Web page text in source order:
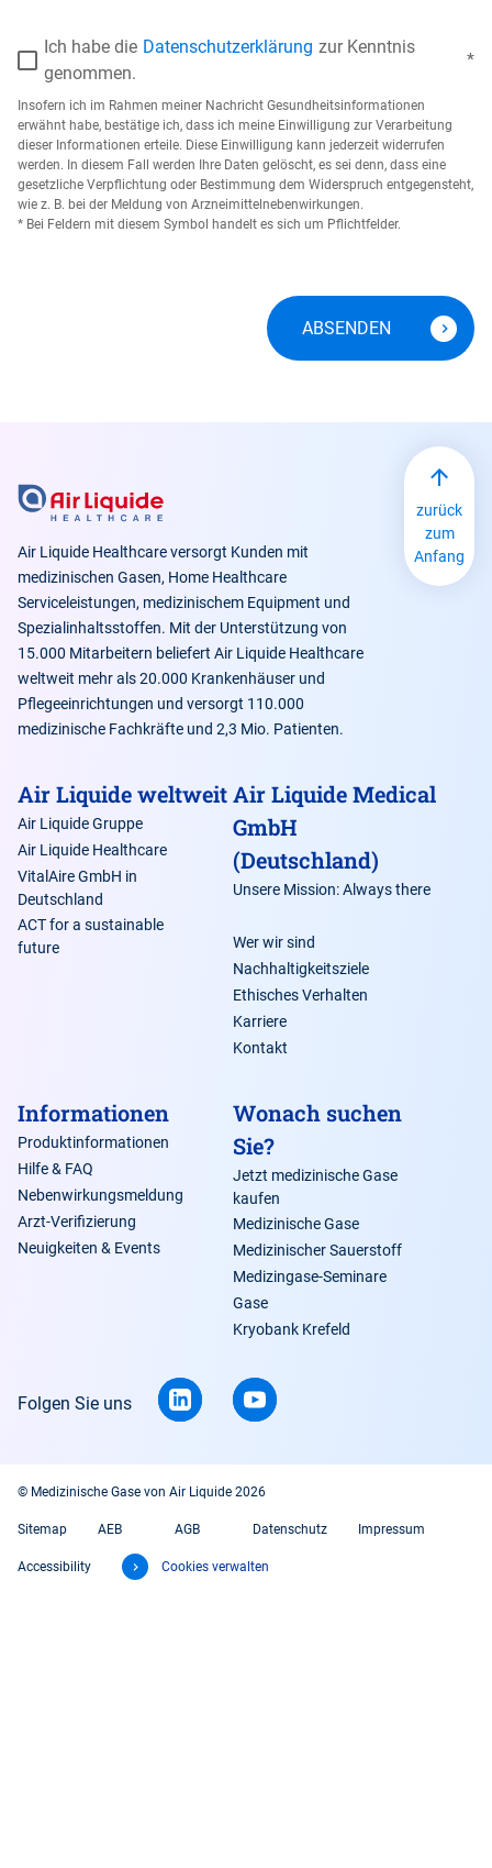
Ich habe die Datenschutzerklärung zur Kenntnis
genommen.
Insofern ich im Rahmen meiner Nachricht Gesundheitsinformationen
erwähnt habe, bestätige ich, dass ich meine Einwilligung zur Verarbeitung
dieser Informationen erteile. Diese Einwilligung kann jederzeit widerrufen
werden. In diesem Fall werden Ihre Daten gelöscht, es sei denn, dass eine
gesetzliche Verpflichtung oder Bestimmung dem Widerspruch entgegensteht,
wie z. B. bei der Meldung von Arzneimittelnebenwirkungen.
* Bei Feldern mit diesem Symbol handelt es sich um Pflichtfelder.
Air Liquide Healthcare versorgt Kunden mit
medizinischen Gasen, Home Healthcare
Serviceleistungen, medizinischem Equipment und
Spezialinhaltsstoffen. Mit der Unterstützung von
15.000 Mitarbeitern beliefert Air Liquide Healthcare
weltweit mehr als 20.000 Krankenhäuser und
Pflegeeinrichtungen und versorgt 110.000
medizinische Fachkräfte und 2,3 Mio. Patienten.
Air Liquide weltweit
Air Liquide Gruppe
Air Liquide Healthcare
VitalAire GmbH in
Deutschland
ACT for a sustainable
future
Air Liquide Medical
GmbH
(Deutschland)
Unsere Mission: Always there
Wer wir sind
Nachhaltigkeitsziele
Ethisches Verhalten
Karriere
Kontakt
Informationen
Produktinformationen
Hilfe & FAQ
Nebenwirkungsmeldung
Arzt-Verifizierung
Neuigkeiten & Events
Wonach suchen
Sie?
Jetzt medizinische Gase
kaufen
Medizinische Gase
Medizinischer Sauerstoff
Medizingase-Seminare
Gase
Kryobank Krefeld
Folgen Sie uns
zurück
zum
Anfang
© Medizinische Gase von Air Liquide 2026
Sitemap AEB AGB Datenschutz Impressum
Accessibility Cookies verwalten